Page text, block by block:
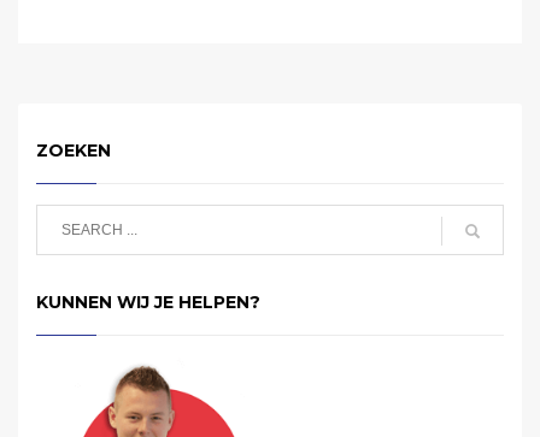
ZOEKEN
KUNNEN WIJ JE HELPEN?